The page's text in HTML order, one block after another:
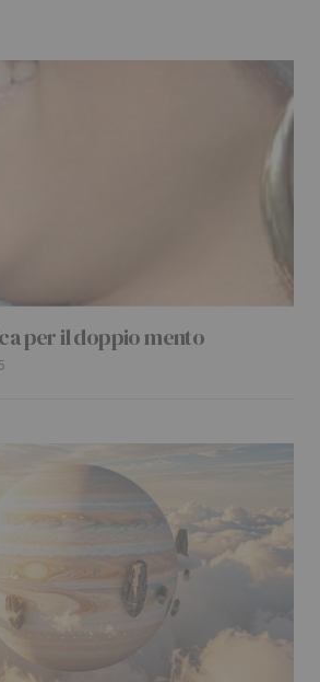
email non sarà pubblicato. I
sono contrassegnati
per il doppio mento